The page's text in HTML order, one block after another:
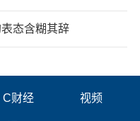
表态含糊其辞
C财经 视频